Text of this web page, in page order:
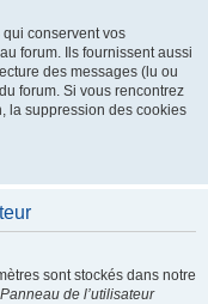
conservent vos
forum. Ils fournissent aussi
des messages (lu ou
forum. Si vous rencontrez
la suppression des cookies
sont stockés dans notre
Panneau de l’utilisateur